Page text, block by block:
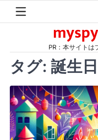
PR：本サイトは
タグ: 誕生